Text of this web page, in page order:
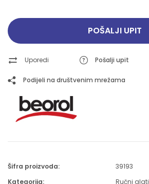
POŠALJI UPIT
Uporedi Pošalji upit
Podijeli na društvenim mrežama
Šifra proizvoda:
39193
Kategorija:
Ručni alati